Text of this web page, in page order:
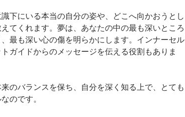
下にいる本当の自分の姿や、どこへ向かおうとし
てくれます。夢は、あなたの中の最も深いところ
最も深い心の傷を明らかにします。インナーセル
ガイドからのメッセージを伝える役割もありま
のバランスを保ち、自分を深く知る上で、とても
のです。